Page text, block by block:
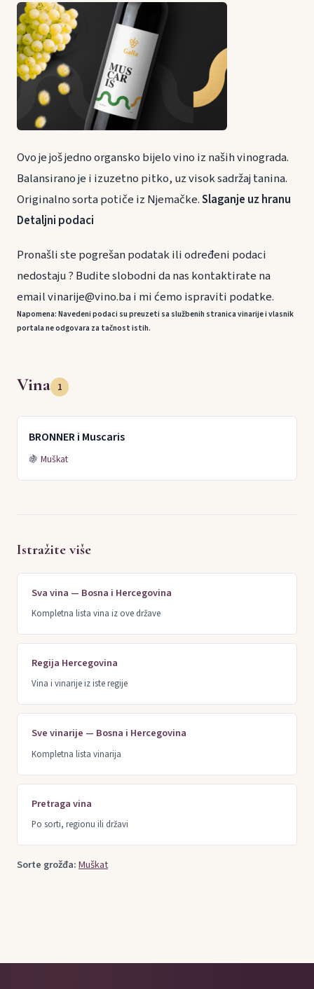
Ovo je još jedno organsko bijelo vino iz naših vinograda.
Balansirano je i izuzetno pitko, uz visok sadržaj tanina.
Originalno sorta potiče iz Njemačke.Slaganje uz hranu
Detaljni podaci
Pronašli ste pogrešan podatak ili određeni podaci
nedostaju ? Budite slobodni da nas kontaktirate na
email vinarije@vino.ba i mi ćemo ispraviti podatke.
Napomena: Navedeni podaci su preuzeti sa službenih stranica vinarije i vlasnik
portala ne odgovara za tačnost istih.
Vina 1
BRONNER i Muscaris
🍇 Muškat
Istražite više
Sva vina — Bosna i Hercegovina
Kompletna lista vina iz ove države
Regija Hercegovina
Vina i vinarije iz iste regije
Sve vinarije — Bosna i Hercegovina
Kompletna lista vinarija
Pretraga vina
Po sorti, regionu ili državi
Sorte grožđa:Muškat